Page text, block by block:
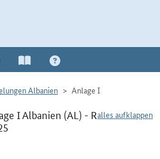
Albanien Anlage I
alles aufklappen
I Albanien (AL) - R